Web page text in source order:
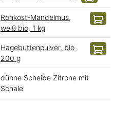
Rohkost-Mandelmus,
weiß bio, 1 kg
Hagebuttenpulver, bio
200 g
dünne Scheibe Zitrone mit
Schale